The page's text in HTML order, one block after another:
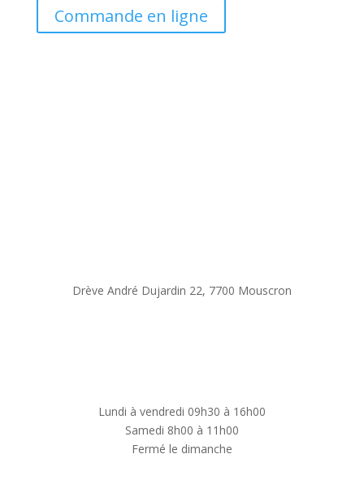
Commande en ligne
Drève André Dujardin 22, 7700 Mouscron
Lundi à vendredi 09h30 à 16h00
Samedi 8h00 à 11h00
Fermé le dimanche